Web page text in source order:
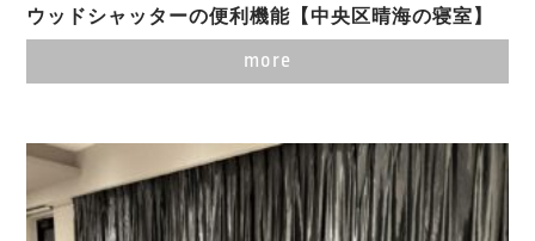
ウッドシャッターの便利機能【中央区晴海の寝室】
more